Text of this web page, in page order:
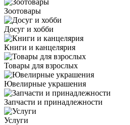
Зоотовары
Досуг и хобби
Книги и канцелярия
Товары для взрослых
Ювелирные украшения
Запчасти и принадлежности
Услуги